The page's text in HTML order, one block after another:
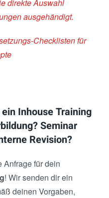
direkte Auswahl
ausgehändigt.
Checklisten für
Inhouse Training
Seminar
Revision?
für dein
! Wir senden dir ein
deinen Vorgaben,